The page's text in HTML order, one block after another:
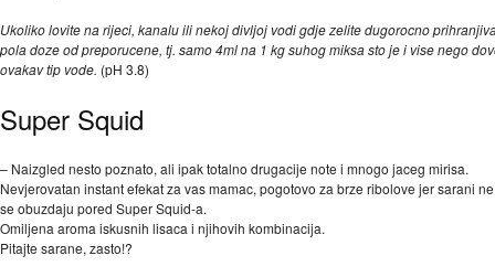
Ukoliko lovite na rijeci, kanalu ili nekoj divljoj vodi gdje zelite dugorocno
pola doze od preporucene, tj. samo 4ml na 1 kg suhog miksa sto je i vise nego
ovakav tip vode. (pH 3.8)
Super Squid
– Naizgled nesto poznato, ali ipak totalno drugacije note i mnogo jaceg mirisa.
Nevjerovatan instant efekat za vas mamac, pogotovo za brze ribolove jer sarani
se obuzdaju pored Super Squid-a.
Omiljena aroma iskusnih lisaca i njihovih kombinacija.
Pitajte sarane, zasto!?